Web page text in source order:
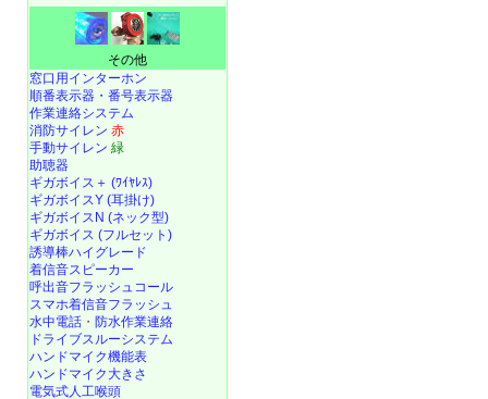
その他
窓口用インターホン
順番表示器・番号表示器
作業連絡システム
消防サイレン 赤
手動サイレン 緑
助聴器
ギガボイス＋ (ﾜｲﾔﾚｽ)
ギガボイスY (耳掛け)
ギガボイスN (ネック型)
ギガボイス (フルセット)
誘導棒ハイグレード
着信音スピーカー
呼出音フラッシュコール
スマホ着信音フラッシュ
水中電話 ・ 防水作業連絡
ドライブスルーシステム
ハンドマイク機能表
ハンドマイク大きさ
電気式人工喉頭